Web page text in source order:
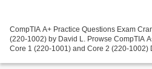
CompTIA A+ Practice Questions Exam
(220-1002) by David L. Prowse CompTIA
Core 1 (220-1001) and Core 2 (220-1002)